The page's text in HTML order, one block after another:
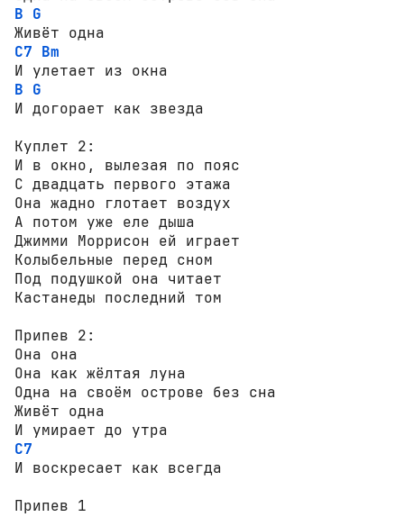
B G
C7 Bm
B G
И догорает как звезда
Куплет 2:
И в окно, вылезая по пояс
С двадцать первого этажа
Она жадно глотает воздух
А потом уже еле дыша
Джимми Моррисон ей играет
Колыбельные перед сном
Под подушкой она читает
Кастанеды последний том
Припев 2:
Она она
Она как жёлтая луна
Одна на своём острове без сна
Живёт одна
C7
И воскресает как всегда
Припев 1